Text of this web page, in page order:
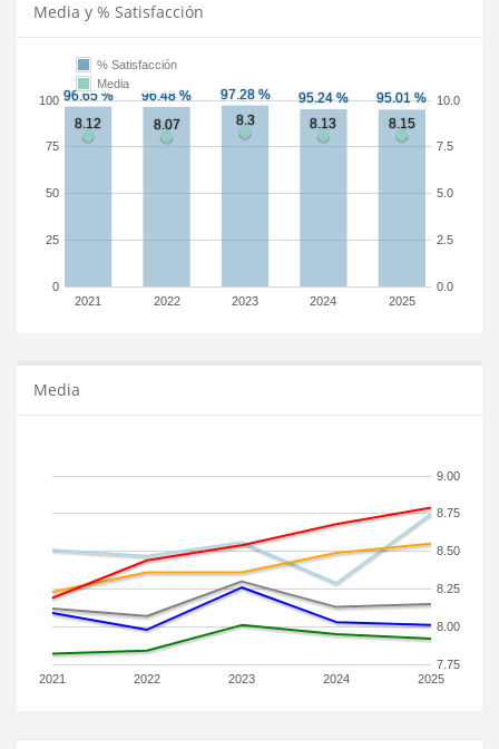
Media y % Satisfacción
2021 2022 2023 2024 2025
0
25
50
75
100
0.0
2.5
5.0
7.5
10.0
% Satisfacción
Media
Media
2021 2022 2023 2024 2025
7.75
8.00
8.25
8.50
8.75
9.00